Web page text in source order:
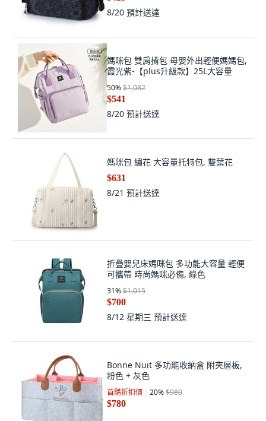
媽咪包 雙肩揹包 母嬰外出輕便媽媽包,
50%$1,082
$541
8/20預計送達
媽咪包 繡花 大容量托特包, 雙葉花
8/21預計送達
折疊嬰兒床媽咪包 多功能大容量 輕便
31%$1,015
$700
8/12 星期三
Bonne Nuit 多功能收納盒 附夾層板,
首購折扣價 20%$980
$780
明天 8/9 (日)